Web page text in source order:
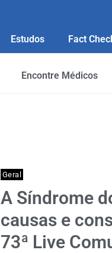
Estudos Fact
Encontre Médicos
Geral
A Síndrome
causas e
73ª Live